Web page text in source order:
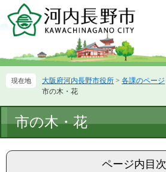
ー
先
ニ
を
て
大阪府河内長野市役所 > 各課のページ
市の木・花
文
市の木・花
ページ内目次